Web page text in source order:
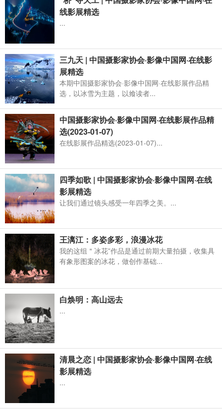
线影展精选
...
三九天 | 中国摄影家协会·影像中国网·在线影
展精选
本期中国摄影家协会·影像中国网·在线影展作品精
选，以冰雪为主题，以飨读者...
中国摄影家协会·影像中国网·在线影展作品精
选(2023-01-07)
在线影展作品精选(2023-01-07)...
四季如歌 | 中国摄影家协会·影像中国网·在线
影展精选
让我们通过镜头感受一年四季之美。...
王漓江：多姿多彩，浪漫冰花
我的这组＂冰花”作品是通过前期大量拍摄，收集具
有象形图案的冰花，做创作基础...
白焕明：高山远去
...
清晨之恋 | 中国摄影家协会·影像中国网·在线
影展精选
...